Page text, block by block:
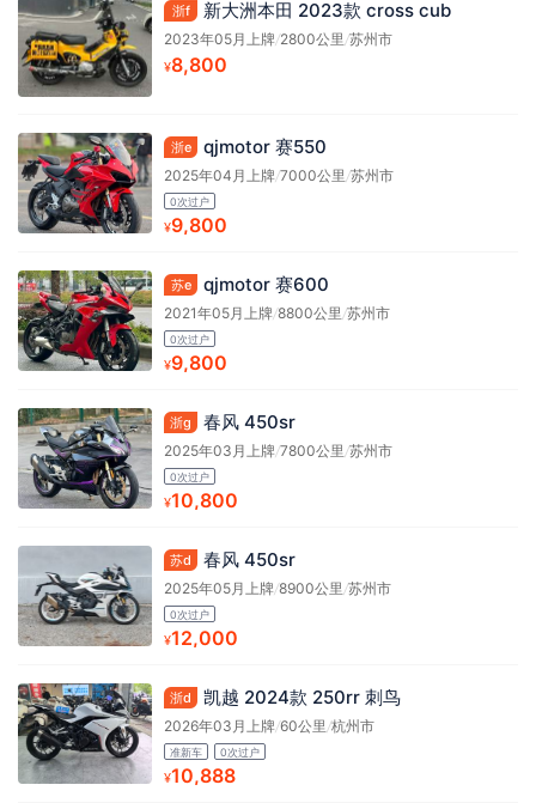
浙f 新大洲本田 2023款 cross cub
2023年05月上牌/2800公里/苏州市
¥8,800
浙e qjmotor 赛550
2025年04月上牌/7000公里/苏州市
0次过户
¥9,800
苏e qjmotor 赛600
2021年05月上牌/8800公里/苏州市
0次过户
¥9,800
浙g 春风 450sr
2025年03月上牌/7800公里 /苏州市
0次过户
¥10,800
苏d 春风 450sr
2025年05月上牌/8900公里 /苏州市
0次过户
¥12,000
浙d 凯越 2024款 250rr 刺鸟
2026年03月上牌/60公里 /杭州市
准新车 0次过户
¥10,888